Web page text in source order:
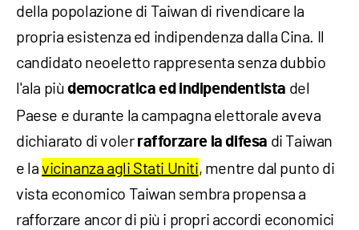
della popolazione di Taiwan di rivendicare la
propria esistenza ed indipendenza dalla Cina. Il
candidato neoeletto rappresenta senza dubbio
l'ala più democratica ed indipendentista del
Paese e durante la campagna elettorale aveva
dichiarato di voler rafforzare la difesa di Taiwan
e lavicinanza agli Stati Uniti, mentre dal punto di
vista economico Taiwan sembra propensa a
rafforzare ancor di più i propri accordi economici